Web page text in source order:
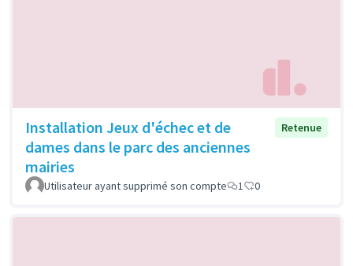
Installation Jeux d'échec et de
dames dans le parc des anciennes
mairies
Retenue
Utilisateur ayant supprimé son compte 1 0